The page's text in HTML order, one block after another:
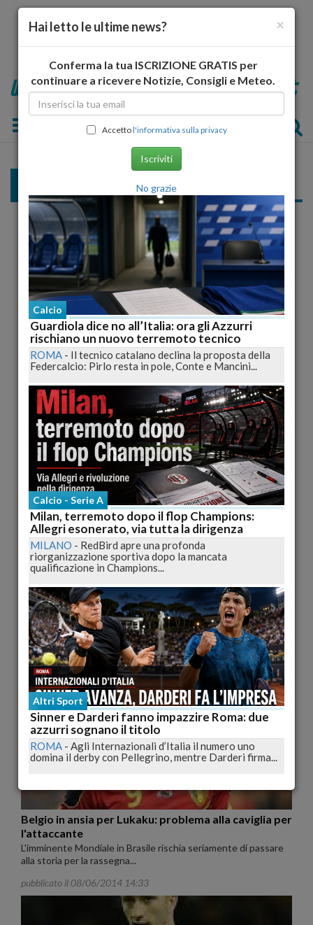
Toggle navigation
Le squadre
2 3 »
Tegola sull'Ecuador, Castillo non ce la fa. Al suo
posto convocato Minda
Il centrocampista dell'Ecuador Segundo Castillo, inizialmente
compreso nella lista dei 23 per il...
pubblicato il 09/06/2014 11:14
Sospiro di sollievo per Hodgson: Oxlade-
Chamberlain abile e arruolabile per il Mondiale
Il conto delle stelle e stelline calcistiche che corrono il pericolo
di non partecipare...
pubblicato il 08/06/2014 18:30
Belgio in ansia per Lukaku: problema alla caviglia per
l'attaccante
L'imminente Mondiale in Brasile rischia seriamente di passare
alla storia per la rassegna...
pubblicato il 08/06/2014 14:33
×
Hai letto le ultime news?
Conferma la tua ISCRIZIONE GRATIS per
continuare a ricevere Notizie, Consigli e Meteo.
Accettol'informativa sulla privacy
Iscriviti
No grazie
Calcio
Guardiola dice no all’Italia: ora gli Azzurri
rischiano un nuovo terremoto tecnico
ROMA - Il tecnico catalano declina la proposta della
Federcalcio: Pirlo resta in pole, Conte e Mancini...
Calcio - Serie A
Milan, terremoto dopo il flop Champions:
Allegri esonerato, via tutta la dirigenza
MILANO - RedBird apre una profonda
riorganizzazione sportiva dopo la mancata
qualificazione in Champions...
Altri Sport
Sinner e Darderi fanno impazzire Roma: due
azzurri sognano il titolo
ROMA - Agli Internazionali d’Italia il numero uno
domina il derby con Pellegrino, mentre Darderi firma...